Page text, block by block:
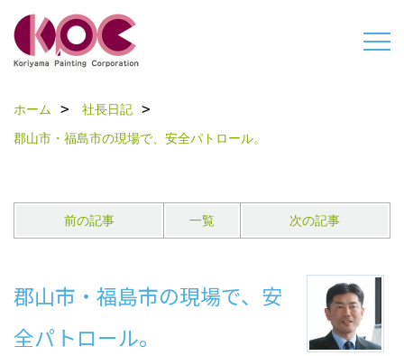
ホーム
社長日記
郡山市・福島市の現場で、安全パトロール。
前の記事 一覧 次の記事
郡山市・福島市の現場で、安
全パトロール。